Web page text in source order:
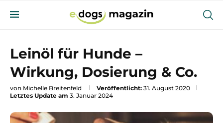
Leinöl für Hunde –
Wirkung, Dosierung & Co.
von Michelle Breitenfeld Veröffentlicht: 31. August 2020
Letztes Update am 3. Januar 2024